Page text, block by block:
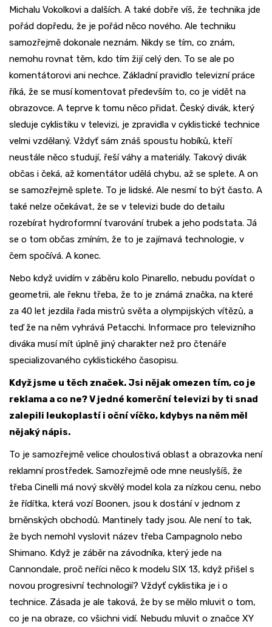
Michalu Vokolkovi a dalších. A také dobře víš, že technika jde
pořád dopředu, že je pořád něco nového. Ale techniku
samozřejmě dokonale neznám. Nikdy se tím, co znám,
nemohu rovnat těm, kdo tím žijí celý den. To se ale po
komentátorovi ani nechce. Základní pravidlo televizní práce
říká, že se musí komentovat především to, co je vidět na
obrazovce. A teprve k tomu něco přidat. Český divák, který
sleduje cyklistiku v televizi, je zpravidla v cyklistické technice
velmi vzdělaný. Vždyť sám znáš spoustu hobíků, kteří
neustále něco studují, řeší váhy a materiály. Takový divák
občas i čeká, až komentátor udělá chybu, až se splete. A on
se samozřejmě splete. To je lidské. Ale nesmí to být často. A
také nelze očekávat, že se v televizi bude do detailu
rozebírat hydroformní tvarování trubek a jeho podstata. Já
se o tom občas zmíním, že to je zajímavá technologie, v
čem spočívá. A konec.
Nebo když uvidím v záběru kolo Pinarello, nebudu povídat o
geometrii, ale řeknu třeba, že to je známá značka, na které
za 40 let jezdila řada mistrů světa a olympijských vítězů, a
teď že na něm vyhrává Petacchi. Informace pro televizního
diváka musí mít úplně jiný charakter než pro čtenáře
specializovaného cyklistického časopisu.
Když jsme u těch značek. Jsi nějak omezen tím, co je
reklama a co ne? V jedné komerční televizi by ti snad
zalepili leukoplastí i oční víčko, kdybys na něm měl
nějaký nápis.
To je samozřejmě velice choulostivá oblast a obrazovka není
reklamní prostředek. Samozřejmě ode mne neuslyšíš, že
třeba Cinelli má nový skvělý model kola za nízkou cenu, nebo
že řídítka, která vozí Boonen, jsou k dostání v jednom z
brněnských obchodů. Mantinely tady jsou. Ale není to tak,
že bych nemohl vyslovit název třeba Campagnolo nebo
Shimano. Když je záběr na závodníka, který jede na
Cannondale, proč neříci něco k modelu SIX 13, když přišel s
novou progresivní technologií? Vždyť cyklistika je i o
technice. Zásada je ale taková, že by se mělo mluvit o tom,
co je na obraze, co všichni vidí. Nebudu mluvit o značce XY